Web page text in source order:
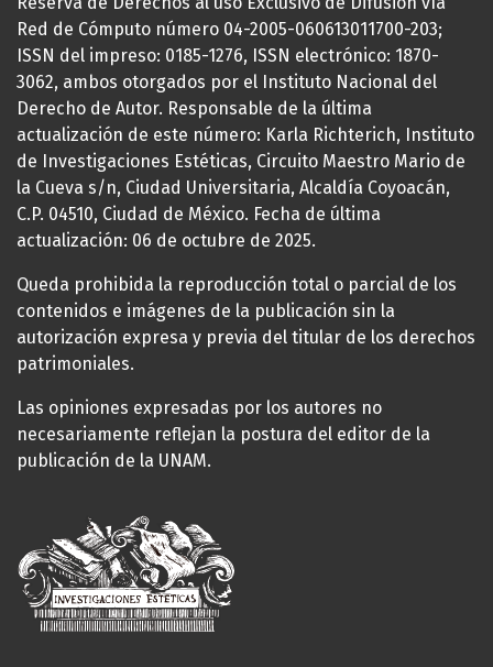
Red de Cómputo número 04-2005-060613011700-203;
ISSN del impreso: 0185-1276, ISSN electrónico: 1870-
3062, ambos otorgados por el Instituto Nacional del
Derecho de Autor. Responsable de la última
actualización de este número: Karla Richterich, Instituto
de Investigaciones Estéticas, Circuito Maestro Mario de
la Cueva s/n, Ciudad Universitaria, Alcaldía Coyoacán,
C.P. 04510, Ciudad de México. Fecha de última
actualización: 06 de octubre de 2025.
Queda prohibida la reproducción total o parcial de los
contenidos e imágenes de la publicación sin la
autorización expresa y previa del titular de los derechos
patrimoniales.
Las opiniones expresadas por los autores no
necesariamente reflejan la postura del editor de la
publicación de la UNAM.